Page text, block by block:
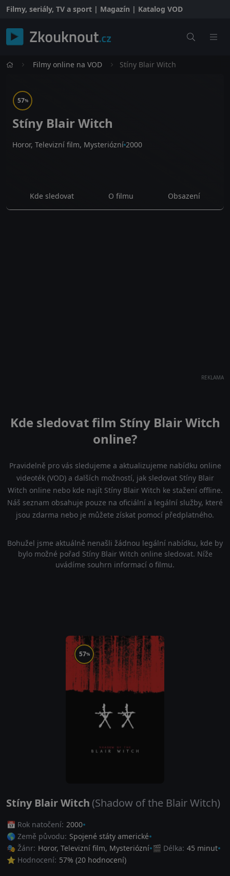
Filmy, seriály, TV a sport | Magazín | Katalog VOD
Filmy online na VOD Stíny Blair Witch
57%
Stíny Blair Witch
Horor, Televizní film, Mysteriózní 2000
Kde sledovat O filmu Obsazení
REKLAMA
Kde sledovat film Stíny Blair Witch
online?
Pravidelně pro vás sledujeme a aktualizujeme nabídku online
videoték (VOD) a dalších možností, jak sledovat Stíny Blair
Witch online nebo kde najít Stíny Blair Witch ke stažení offline.
Náš seznam obsahuje pouze na oficiální a legální služby, které
jsou zdarma nebo je můžete získat pomocí předplatného.
Bohužel jsme aktuálně nenašli žádnou legální nabídku, kde by
bylo možné pořad Stíny Blair Witch online sledovat. Níže
uvádíme souhrn informací o filmu.
57%
Stíny Blair Witch (Shadow of the Blair Witch)
📅 Rok natočení: 2000
🌎 Země původu: Spojené státy americké
🎭 Žánr: Horor, Televizní film, Mysteriózní 🎬 Délka: 45 minut
⭐ Hodnocení: 57% (20 hodnocení)